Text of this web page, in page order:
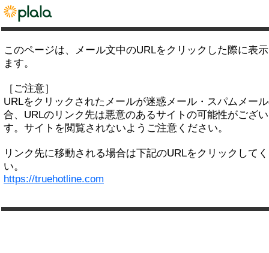
このページは、メール文中のURLをクリックした際に表
ます。
［ご注意］
URLをクリックされたメールが迷惑メール・スパムメー
合、URLのリンク先は悪意のあるサイトの可能性がござ
す。サイトを閲覧されないようご注意ください。
リンク先に移動される場合は下記のURLをクリックして
い。
https://truehotline.com